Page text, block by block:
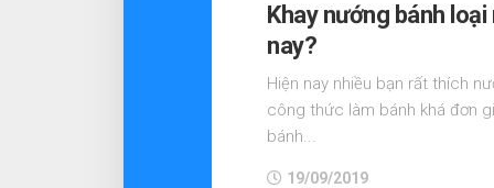
Khay nướng bánh
nay?
Hiện nay nhiều bạn rất thích
công thức làm bánh khá đơn
bánh...
19/09/2019